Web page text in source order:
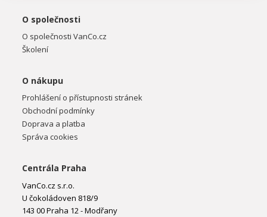
O společnosti
O společnosti VanCo.cz
Školení
O nákupu
Prohlášení o přístupnosti stránek
Obchodní podmínky
Doprava a platba
Správa cookies
Centrála Praha
VanCo.cz s.r.o.
U čokoládoven 818/9
143 00 Praha 12 - Modřany